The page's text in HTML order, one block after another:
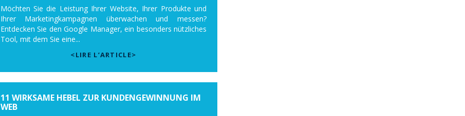
Möchten Sie die Leistung Ihrer Website, Ihrer Produkte und
Ihrer Marketingkampagnen überwachen und messen?
Entdecken Sie den Google Manager, ein besonders nützliches
Tool, mit dem Sie eine...
<LIRE L’ARTICLE>
11 WIRKSAME HEBEL ZUR KUNDENGEWINNUNG IM
WEB